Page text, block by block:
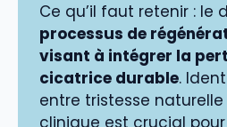
Ce qu’il faut retenir : le
processus de
visant à intégrer la
cicatrice durable.
entre tristesse
clinique est crucial pour